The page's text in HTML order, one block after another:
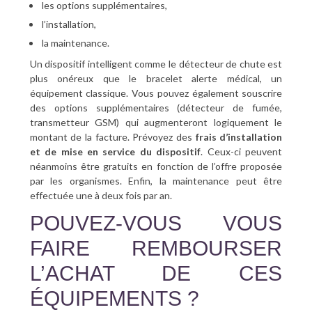
les options supplémentaires,
l’installation,
la maintenance.
Un dispositif intelligent comme le détecteur de chute est
plus onéreux que le bracelet alerte médical, un
équipement classique. Vous pouvez également souscrire
des options supplémentaires (détecteur de fumée,
transmetteur GSM) qui augmenteront logiquement le
montant de la facture. Prévoyez des frais d’installation
et de mise en service du dispositif. Ceux-ci peuvent
néanmoins être gratuits en fonction de l’offre proposée
par les organismes. Enfin, la maintenance peut être
effectuée une à deux fois par an.
POUVEZ-VOUS VOUS
FAIRE REMBOURSER
L’ACHAT DE CES
ÉQUIPEMENTS ?